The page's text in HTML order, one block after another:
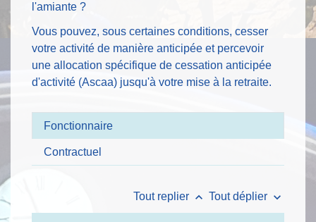
l'amiante ?
Vous pouvez, sous certaines conditions, cesser
votre activité de manière anticipée et percevoir
une allocation spécifique de cessation anticipée
d'activité (Ascaa) jusqu'à votre mise à la retraite.
Fonctionnaire
Contractuel
Tout replier keyboard_arrow_up Tout déplier keyboard_arrow_down